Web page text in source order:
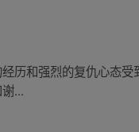
历和强烈的复仇心态
...